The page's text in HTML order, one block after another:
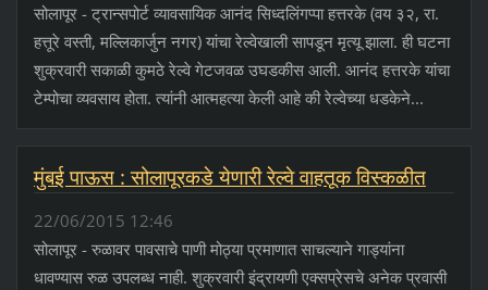
सोलापूर - ट्रान्सपोर्ट व्यावसायिक आनंद सिध्दलिंगप्पा हत्तरके (वय ३२, रा.
हत्तूरे वस्ती, मल्लिकार्जुन नगर) यांचा रेल्वेखाली सापडून मृत्यू झाला. ही घटना
शुक्रवारी सकाळी कुमठे रेल्वे गेटजवळ उघडकीस आली. आनंद हत्तरके यांचा
टेम्पोचा व्यवसाय होता. त्यांनी आत्महत्या केली आहे की रेल्वेच्या धडकेने...
मुंबई पाऊस : सोलापूरकडे येणारी रेल्वे वाहतूक विस्कळीत
22/06/2015 12:46
सोलापूर - रुळावर पावसाचे पाणी मोठ्या प्रमाणात साचल्याने गाड्यांना
धावण्यास रुळ उपलब्ध नाही. शुक्रवारी इंद्रायणी एक्सप्रेसचे अनेक प्रवासी